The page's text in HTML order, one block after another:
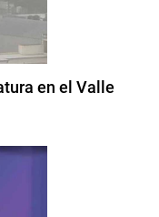
en el Valle